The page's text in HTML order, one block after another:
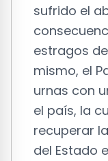
sufrido el
estragos
mismo, el
urnas con
el país, la
recuperar
del Estado